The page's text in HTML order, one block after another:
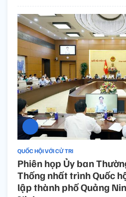
QUỐC HỘI VỚI CỬ TRI
Phiên họp Ủy ban
Thống nhất trình Quốc
lập thành phố Quảng